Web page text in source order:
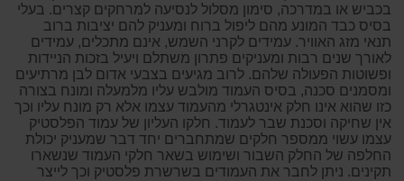
בכביש או במדרכה, סימון מסלול לנסיעה למרחקים קצרים. בעלי
בסיס כבד המונע מהם ליפול ברוח ומעניק להם יציבות ברוב
תנאי מזג האוויר. עמידים לקרני השמש, אינם מתכלים, עמידים
לאורך שנים רבות ומעניקים פתרון משתלם ויעיל בזכות הניידות
ופשוטות הפעולה שלהם. לרוב מגיעים בצבעי אדום לבן מרתיעים
ומסמנים סכנה, בסיס העמוד מולבש עליו מלמעלה ומונח בצורה
כזו שהוא אינו חלק אינטגרלי מהעמוד עצמו אלא רק מונח עליו וכך
אין שחיקה וסכנת שבר לעמוד. חלקו העליון של עמוד הפלסטיק
עצמו עשוי ממספר חלקים שמתחברים יחד דבר שמעניק יכולת
החלפה של החלק השבור ושימוש בשאר חלקי העמוד שנשארו
תקינים. ניתן לחבר את העמודים בשרשרת פלסטיק וכך לייצר